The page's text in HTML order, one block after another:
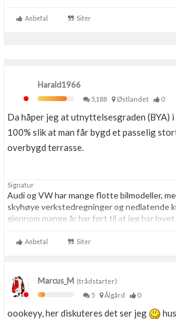
Anbefal Siter
Harald1966
5,188
Østlandet 0
Da håper jeg at utnyttelsesgraden (BYA)
100% slik at man får bygd et passelig
overbygd terrasse.
Signatur
Audi og VW har mange flotte bilmodeller,
skyhøye verkstedregninger og nedlatende
gjennom mange år har ført til at jeg har
Aldri.Anbefal Siter
Marcus_M (trådstarter)
5
Ålgård 0
oookeyy, her diskuteres det ser jeg